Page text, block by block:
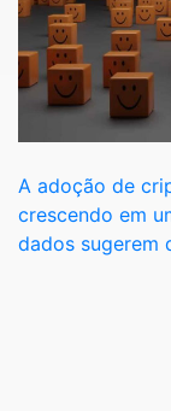
A adoção de
crescendo em
dados sugerem